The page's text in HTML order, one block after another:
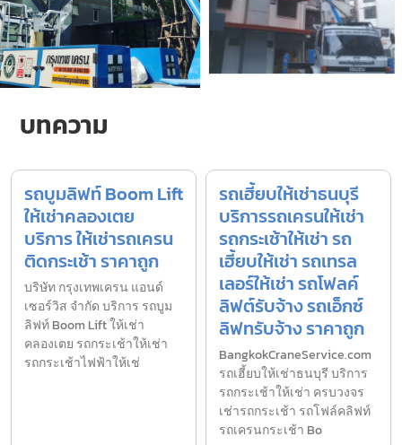
บทความ
รถบูมลิฟท์ Boom Lift
ให้เช่าคลองเตย
บริการ ให้เช่ารถเครน
ติดกระเช้า ราคาถูก
บริษัท กรุงเทพเครน แอนด์
เซอร์วิส จำกัด บริการ รถบูม
ลิฟท์ Boom Lift ให้เช่า
คลองเตย รถกระเช้าให้เช่า
รถกระเช้าไฟฟ้าให้เช่
รถเฮี้ยบให้เช่าธนบุรี
บริการรถเครนให้เช่า
รถกระเช้าให้เช่า รถ
เฮี้ยบให้เช่า รถเทรล
เลอร์ให้เช่า รถโฟลค์
ลิฟต์รับจ้าง รถเอ็กซ์
ลิฟทรับจ้าง ราคาถูก
BangkokCraneService.com
รถเฮี้ยบให้เช่าธนบุรี บริการ
รถกระเช้าให้เช่า ครบวงจร
เช่ารถกระเช้า รถโฟล์คลิฟท์
รถเครนกระเช้า Bo